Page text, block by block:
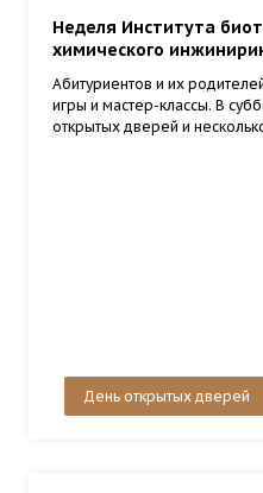
Неделя Института
химического
Абитуриентов и их
игры и мастер-классы. В
открытых дверей и
День открытых дверей